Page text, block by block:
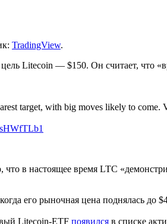
TradingView.
Litecoin — $150. Он считает, что
target, with big moves likely to come.
что в настоящее время LTC
его рыночная цена поднялась до
Litecoin-ETF появился в списке